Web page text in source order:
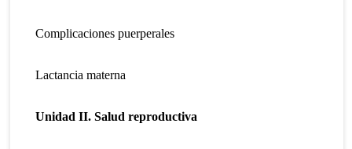
Complicaciones puerperales
Lactancia materna
Unidad II. Salud reproductiva